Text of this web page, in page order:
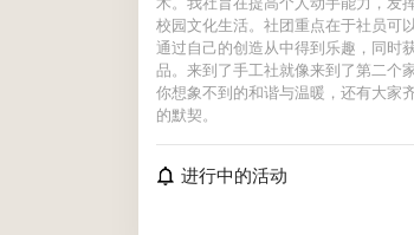
校园文化生活。社团重点在于社员可
通过自己的创造从中得到乐趣，同时
品。来到了手工社就像来到了第二个
你想象不到的和谐与温暖，还有大家
的默契。
进行中的活动